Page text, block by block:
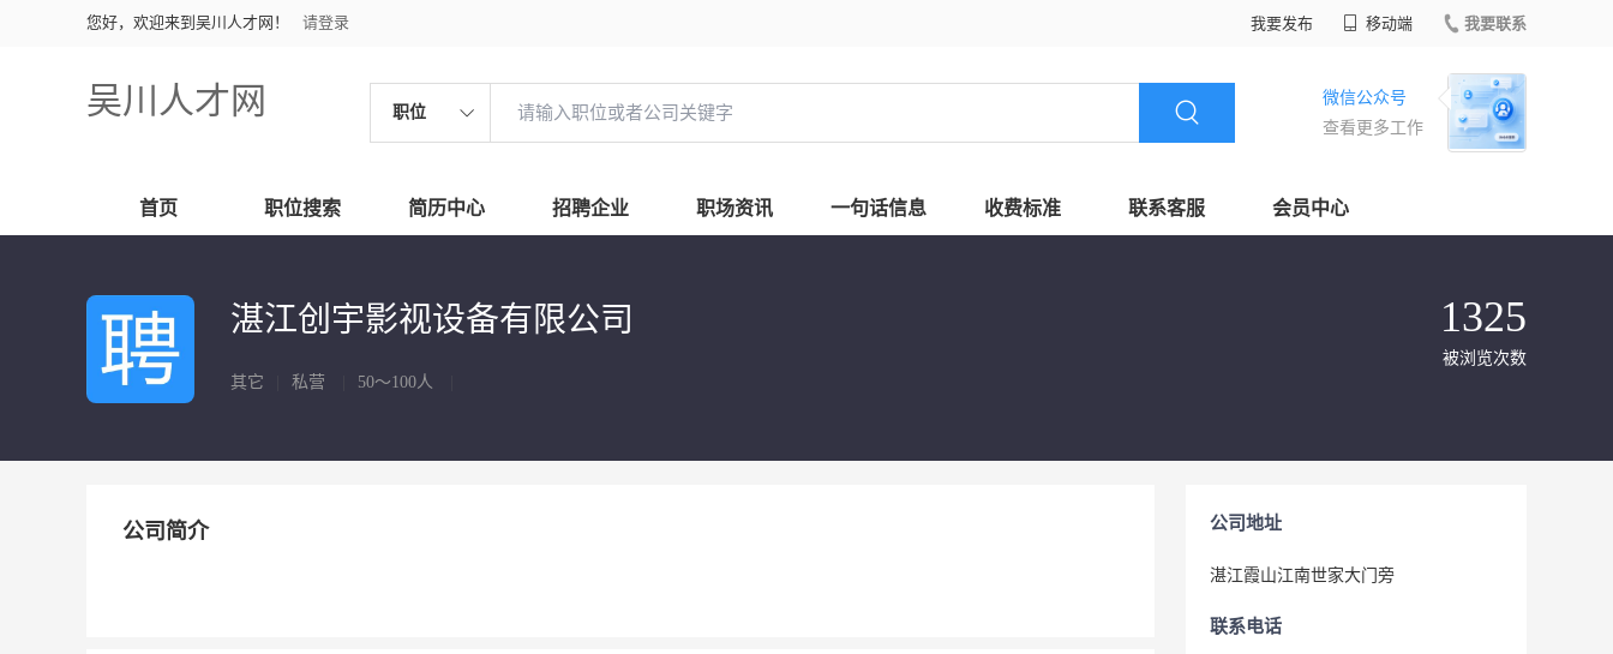
您好，欢迎来到吴川人才网！ 请登录 我要发布 移动端 我要联系
吴川人才网 职位
微信公众号
查看更多工作
首页 职位搜索 简历中心 招聘企业 职场资讯 一句话信息 收费标准 联系客服 会员中心
湛江创宇影视设备有限公司
其它 私营 50～100人
1325
被浏览次数
公司简介 公司地址
湛江霞山江南世家大门旁
联系电话